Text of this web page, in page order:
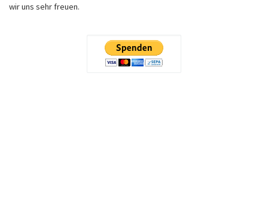
wir uns sehr freuen.